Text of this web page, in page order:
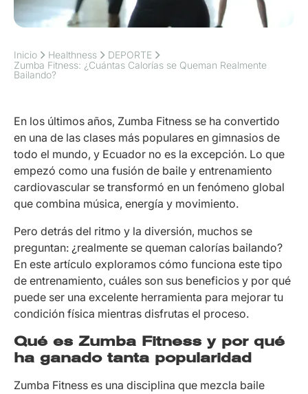
Inicio Healthness
DEPORTE
Zumba Fitness: ¿Cuántas Calorías se Queman Realmente
Bailando?
En los últimos años, Zumba Fitness se ha convertido
en una de las clases más populares en gimnasios de
todo el mundo, y Ecuador no es la excepción. Lo que
empezó como una fusión de baile y entrenamiento
cardiovascular se transformó en un fenómeno global
que combina música, energía y movimiento.
Pero detrás del ritmo y la diversión, muchos se
preguntan: ¿realmente se queman calorías bailando?
En este artículo exploramos cómo funciona este tipo
de entrenamiento, cuáles son sus beneficios y por qué
puede ser una excelente herramienta para mejorar tu
condición física mientras disfrutas el proceso.
Qué es Zumba Fitness y por qué
ha ganado tanta popularidad
Zumba Fitness es una disciplina que mezcla baile